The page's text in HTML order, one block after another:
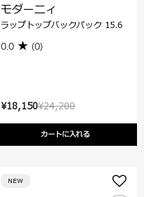
¥24,200
¥18,150
カートに入れる
モダーニィ
ラップトップバックパック 15.6
0.0 (0)
NEW